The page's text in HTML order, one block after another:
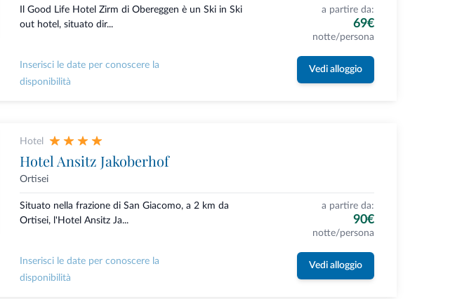
Il Good Life Hotel Zirm di Obereggen è un Ski in Ski
out hotel, situato dir...
a partire da:
69€
notte/persona
Inserisci le date per conoscere la
disponibilità
Vedi alloggio
Hotel
Hotel Ansitz Jakoberhof
Ortisei
Situato nella frazione di San Giacomo, a 2 km da
Ortisei, l'Hotel Ansitz Ja...
a partire da:
90€
notte/persona
Inserisci le date per conoscere la
disponibilità
Vedi alloggio